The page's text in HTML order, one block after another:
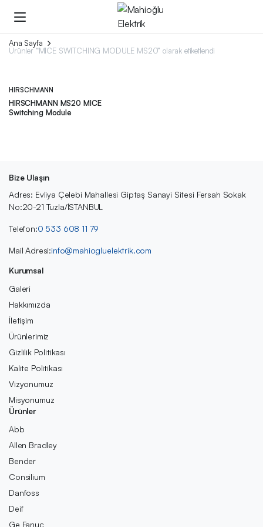
Ana Sayfa
Ürünler “MICE SWITCHING MODULE MS20” olarak etiketlendi
HIRSCHMANN
HIRSCHMANN MS20 MICE
Switching Module
Bize Ulaşın
Adres: Evliya Çelebi Mahallesi Giptaş Sanayi Sitesi Fersah Sokak
No:20-21 Tuzla/İSTANBUL
Telefon:0 533 608 11 79
Mail Adresi:info@mahiogluelektrik.com
Kurumsal
Galeri
Hakkımızda
İletişim
Ürünlerimiz
Gizlilik Politikası
Kalite Politikası
Vizyonumuz
Misyonumuz
Ürünler
Abb
Allen Bradley
Bender
Consilium
Danfoss
Deif
Ge Fanuc